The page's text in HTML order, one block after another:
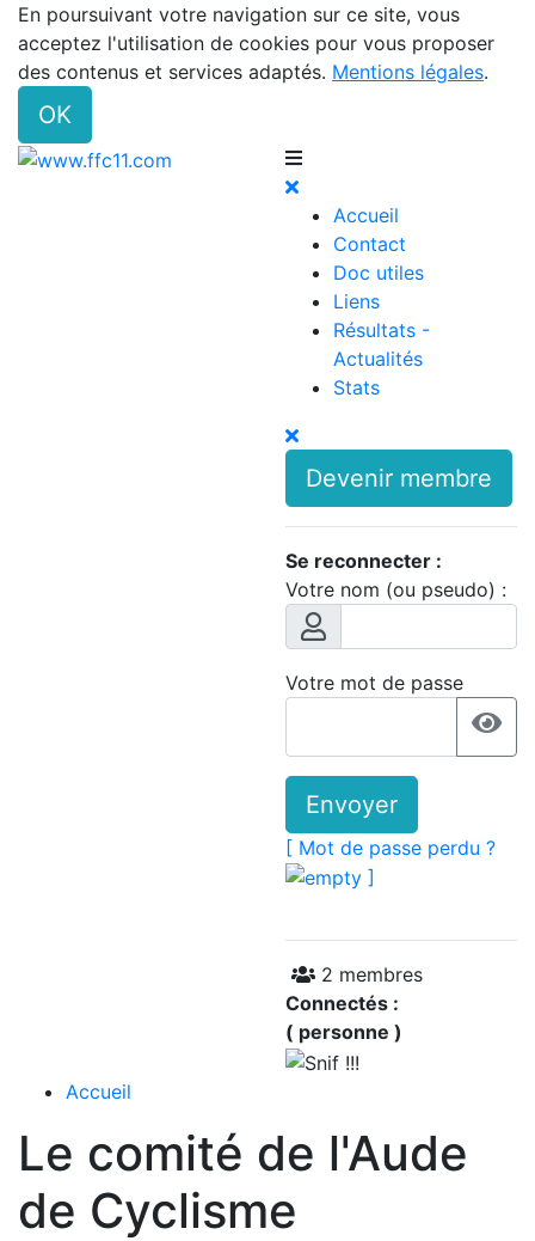
En poursuivant votre navigation sur ce site, vous
acceptez l'utilisation de cookies pour vous proposer
des contenus et services adaptés. Mentions légales.
OK
Accueil
Contact
Doc utiles
Liens
Résultats -
Actualités
Stats
Devenir membre
Se reconnecter :
Votre nom (ou pseudo) :
Votre mot de passe
Envoyer
[ Mot de passe perdu ?
]
2 membres
Connectés :
( personne )
Accueil
Le comité de l'Aude
de Cyclisme